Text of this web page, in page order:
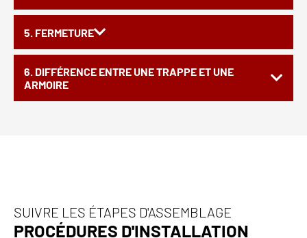
5. FERMETURE
6. DIFFÉRENCE ENTRE UNE TRAPPE ET UNE
ARMOIRE
SUIVRE LES ÉTAPES D'ASSEMBLAGE
PROCÉDURES D'INSTALLATION